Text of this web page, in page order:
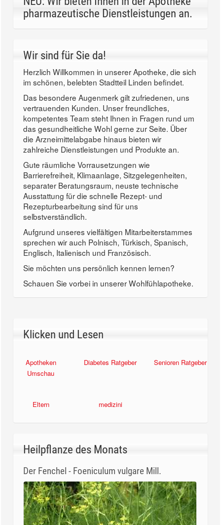
pharmazeutische Dienstleistungen an.
Wir sind für Sie da!
Herzlich Willkommen in unserer Apotheke, die sich
im schönen, belebten Stadtteil Linden befindet.
Das besondere Augenmerk gilt zufriedenen, uns
vertrauenden Kunden. Unser freundliches,
kompetentes Team steht Ihnen in Fragen rund um
das gesundheitliche Wohl gerne zur Seite. Über
die Arzneimittelabgabe hinaus bieten wir
zahlreiche Dienstleistungen und Produkte an.
Gute räumliche Vorrausetzungen wie
Barrierefreiheit, Klimaanlage, Sitzgelegenheiten,
separater Beratungsraum, neuste technische
Ausstattung für die schnelle Rezept- und
Rezepturbearbeitung sind für uns
selbstverständlich.
Aufgrund unseres vielfältigen Mitarbeiterstammes
sprechen wir auch Polnisch, Türkisch, Spanisch,
Englisch, Italienisch und Französisch.
Sie möchten uns persönlich kennen lernen?
Schauen Sie vorbei in unserer Wohlfühlapotheke.
Klicken und Lesen
Apotheken
Umschau
Diabetes Ratgeber Senioren Ratgeber
Eltern medizini
Heilpflanze des Monats
Der Fenchel - Foeniculum vulgare Mill.